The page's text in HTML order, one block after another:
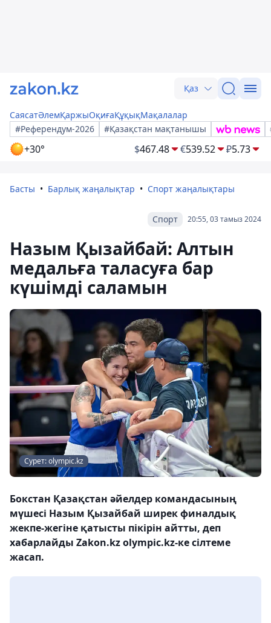
Қаз
СаясатӘлемҚаржыОқиғаҚұқықМақалалар
#Референдум-2026
#Қазақстан мақтанышы
+30° $467.48 €539.52 ₽5.73
Басты Барлық жаңалықтар Спорт жаңалықтары
20:55, 03 тамыз 2024
Спорт
Назым Қызайбай: Алтын
медальға таласуға бар
күшімді саламын
Сурет: olympic.kz
Бокстан Қазақстан әйелдер командасының
мүшесі Назым Қызайбай ширек финалдық
жекпе-жегіне қатысты пікірін айтты, деп
хабарлайды Zakon.kz olympic.kz-ке сілтеме
жасап.